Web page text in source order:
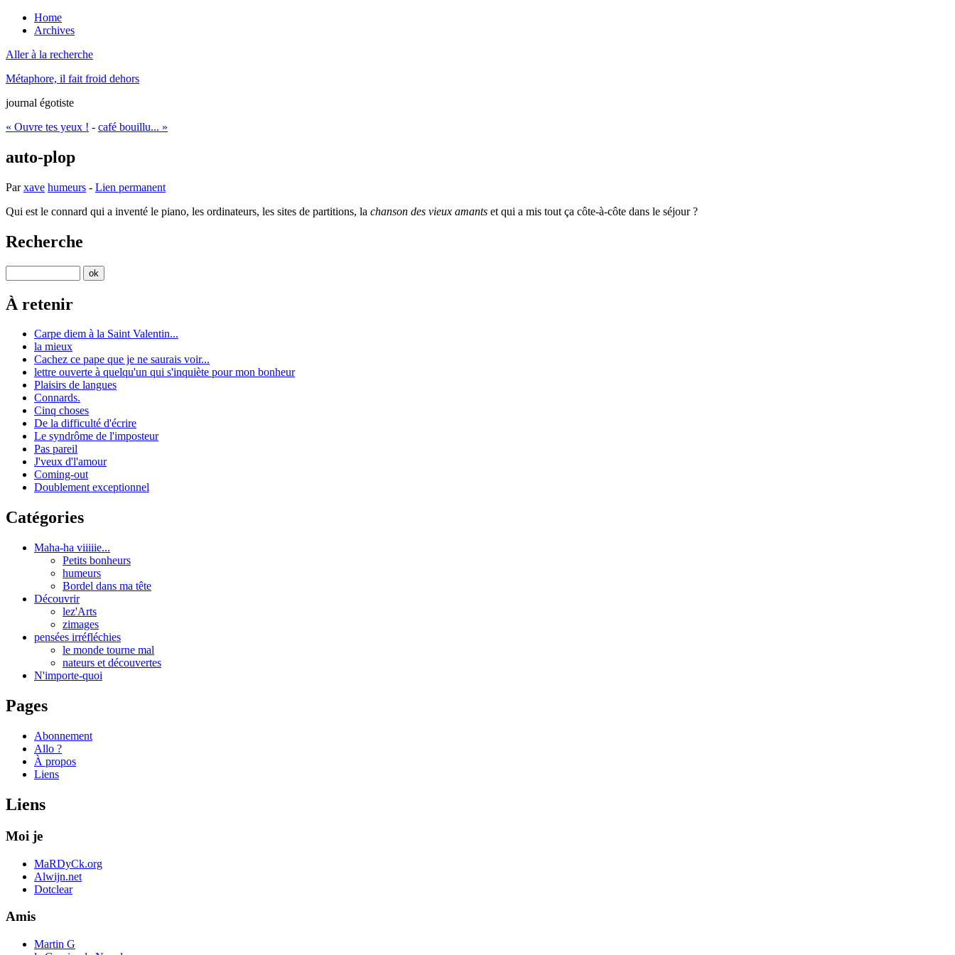
Home
Archives
Aller à la recherche
Métaphore, il fait froid dehors
journal égotiste
« Ouvre tes yeux ! - café bouillu... »
auto-plop
Parxave humeurs - Lien permanent
Qui est le connard qui a inventé le piano, les ordinateurs, les sites de partitions, la chanson des vieux amants et qui a mis tout ça côte-à-côte dans le séjour ?
Recherche
À retenir
Carpe diem à la Saint Valentin...
la mieux
Cachez ce pape que je ne saurais voir...
lettre ouverte à quelqu'un qui s'inquiète pour mon bonheur
Plaisirs de langues
Connards.
Cinq choses
De la difficulté d'écrire
Le syndrôme de l'imposteur
Pas pareil
J'veux d'l'amour
Coming-out
Doublement exceptionnel
Catégories
Maha-ha viiiiie...
Petits bonheurs
humeurs
Bordel dans ma tête
Découvrir
lez'Arts
zimages
pensées irréfléchies
le monde tourne mal
nateurs et découvertes
N'importe-quoi
Pages
Abonnement
Allo ?
À propos
Liens
Liens
Moi je
MaRDyCk.org
Alwijn.net
Dotclear
Amis
Martin G